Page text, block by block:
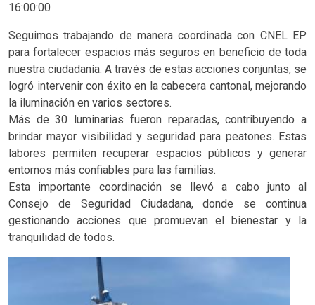
16:00:00
Seguimos trabajando de manera coordinada con CNEL EP
para fortalecer espacios más seguros en beneficio de toda
nuestra ciudadanía. A través de estas acciones conjuntas, se
logró intervenir con éxito en la cabecera cantonal, mejorando
la iluminación en varios sectores.
Más de 30 luminarias fueron reparadas, contribuyendo a
brindar mayor visibilidad y seguridad para peatones. Estas
labores permiten recuperar espacios públicos y generar
entornos más confiables para las familias.
Esta importante coordinación se llevó a cabo junto al
Consejo de Seguridad Ciudadana, donde se continua
gestionando acciones que promuevan el bienestar y la
tranquilidad de todos.